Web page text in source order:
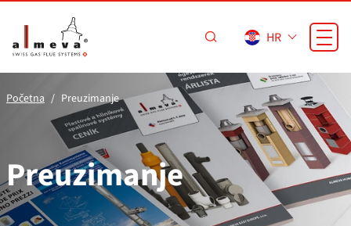
HR
Početna Preuzimanje
Preuzimanje